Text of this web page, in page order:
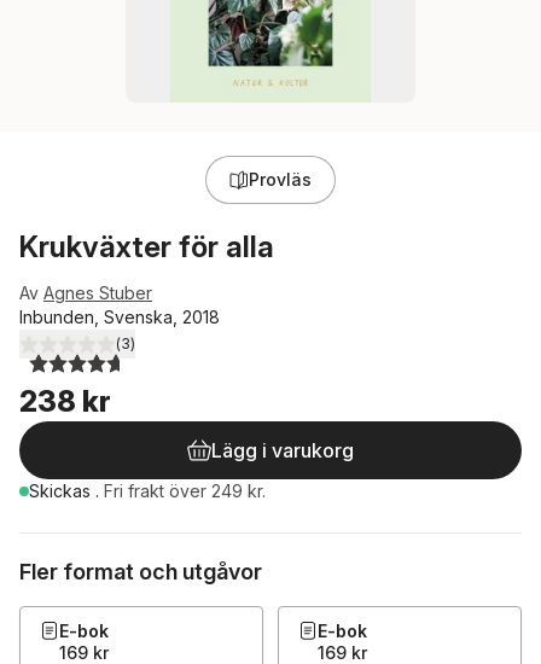
Provläs
Krukväxter för alla
Av Agnes Stuber
Inbunden, Svenska, 2018
4,7utav 5 stjärnor. Totalt antal röster:
(3)
238 kr
Lägg i varukorg
Skickas . Fri frakt över 249 kr.
Fler format och utgåvor
E-bok
169 kr
E-bok
169 kr